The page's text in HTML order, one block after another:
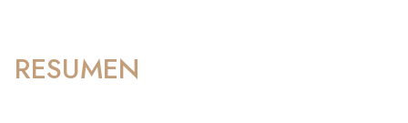
RESUMEN